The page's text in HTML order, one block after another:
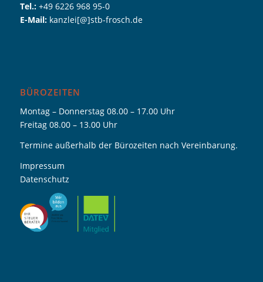
Tel.: +49 6226 968 95-0
E-Mail: kanzlei[@]stb-frosch.de
BÜROZEITEN
Montag – Donnerstag 08.00 – 17.00 Uhr
Freitag 08.00 – 13.00 Uhr
Termine außerhalb der Bürozeiten nach Vereinbarung.
Impressum
Datenschutz